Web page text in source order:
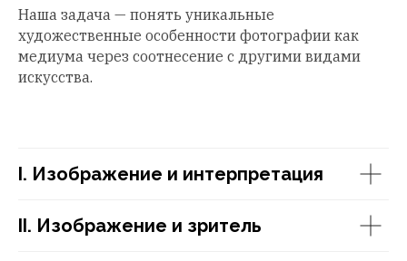
Наша задача — понять уникальные
художественные особенности фотографии как
медиума через соотнесение с другими видами
искусства.
I. Изображение и интерпретация
II. Изображение и зритель